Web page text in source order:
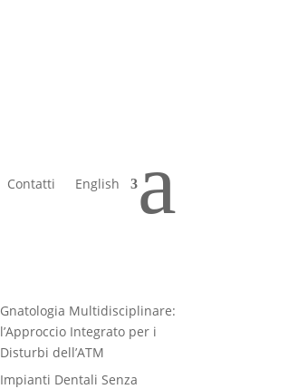
Contatti English a
progetta prima di iniziare
Gnatologia Multidisciplinare:
l’Approccio Integrato per i
Disturbi dell’ATM
Impianti Dentali Senza